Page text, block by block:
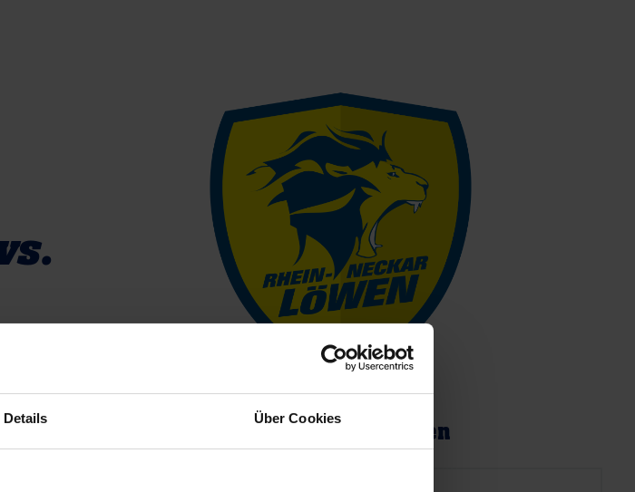
Details Über Cookies
Rhein-Neckar Löwen